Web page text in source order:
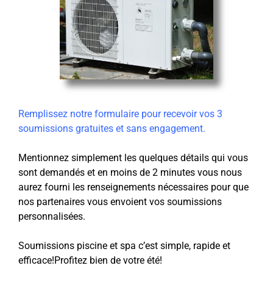
Remplissez notre formulaire pour recevoir vos 3
soumissions gratuites et sans engagement.
Mentionnez simplement les quelques détails qui vous
sont demandés et en moins de 2 minutes vous nous
aurez fourni les renseignements nécessaires pour que
nos partenaires vous envoient vos soumissions
personnalisées.
Soumissions piscine et spa c’est simple, rapide et
efficace!Profitez bien de votre été!